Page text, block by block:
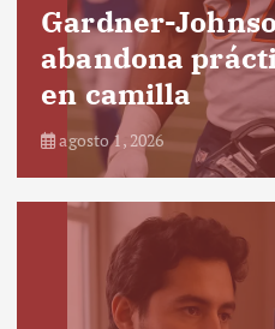
Gardner-
abandona
en camilla
agosto 1, 2026